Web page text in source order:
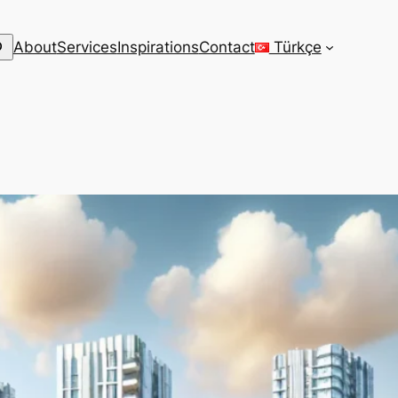
AboutServicesInspirationsContact Türkçe